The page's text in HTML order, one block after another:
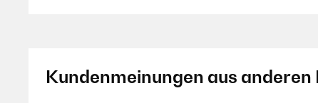
Kundenmeinungen aus anderen